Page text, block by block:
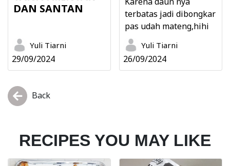
DAN SANTAN
Yuli Tiarni
29/09/2024
terbatas jadi dibongkar
pas udah mateng,hihi
Yuli Tiarni
26/09/2024
Back
RECIPES YOU MAY LIKE